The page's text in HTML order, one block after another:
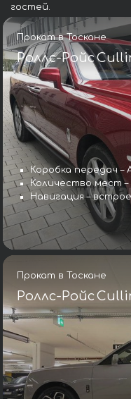
гостей.
Прокат в Тоскане
Роллс-Ройс
Коробка передач –
Количество мест –
Навигация –
Прокат в Тоскане
Роллс-Ройс